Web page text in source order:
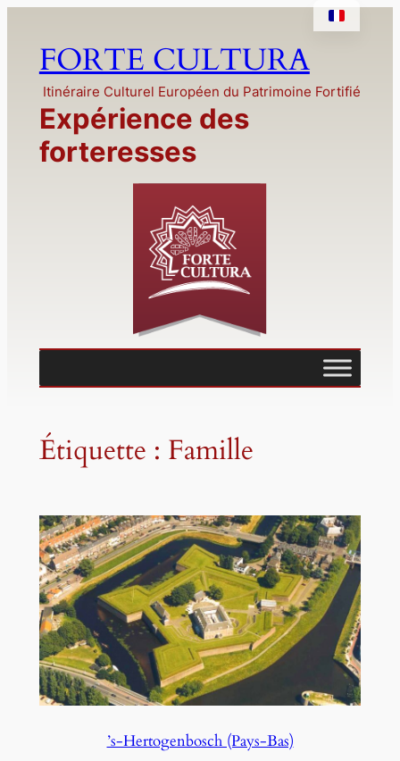
contenuFORTE CULTURA
Itinéraire Culturel Européen du Patrimoine Fortifié
Expérience des
forteresses
Étiquette : Famille
’s-Hertogenbosch (Pays-Bas)